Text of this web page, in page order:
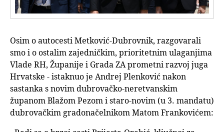
Osim o autocesti Metković-Dubrovnik, razgovarali
smo i o ostalim zajedničkim, prioritetnim ulaganjima
Vlade RH, Županije i Grada ZA prometni razvoj juga
Hrvatske - istaknuo je Andrej Plenković nakon
sastanka s novim dubrovačko-neretvanskim
županom Blažom Pezom i staro-novim (u 3. mandatu)
dubrovačkim gradonačelnikom Matom Frankovićem: